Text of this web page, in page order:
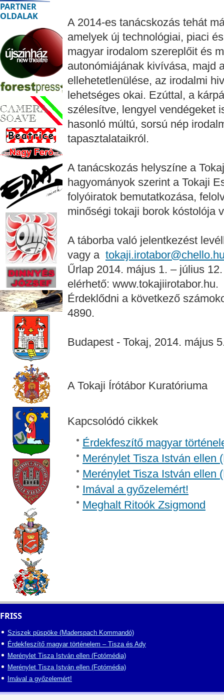
A 2014-es tanácskozás tehát
amelyek új technológiai, piaci
magyar irodalom szereplőit és
autonómiájának kivívása, majd
ellehetetlenülése, az irodalmi
lehetséges okai. Ezúttal, a
szélesítve, lengyel vendégeket
hasonló múltú, sorsú nép
tapasztalataikról.
A tanácskozás helyszíne a
hagyományok szerint a Tokaji
folyóiratok bemutatkozása,
minőségi tokaji borok kóstolója
A táborba való jelentkezést
vagy a
Űrlap 2014. május 1. – július
elérhető: www.tokajiirotabor.hu.
Érdeklődni a következő
4890.
Budapest - Tokaj, 2014. május
A Tokaji Írótábor Kuratóriuma
Kapcsolódó cikkek
Érdekfeszítő magyar
Merénylet Tisza István ellen
Merénylet Tisza István ellen
Imával a győzelemért!
Meghalt Ritoók Zsigmond
PARTNER
OLDALAK
FRISS
Sziszek püspöke (Maderspach Kommandó)
Érdekfeszítő magyar történelem – Tisza és Ady
Merénylet Tisza István ellen (Fotómédia)
Merénylet Tisza István ellen (Fotómédia)
Imával a győzelemért!